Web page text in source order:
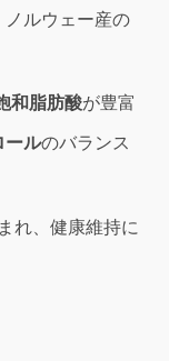
ノルウェー産の
和脂肪酸が豊富
ールのバランス
れ、健康維持に